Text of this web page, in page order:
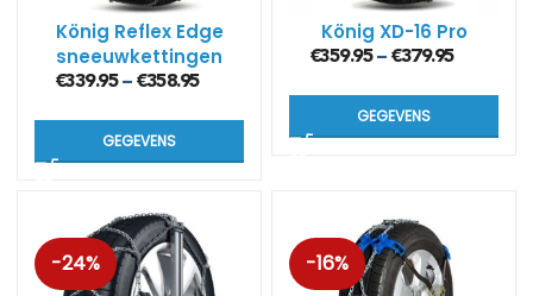
König Reflex Edge
sneeuwkettingen
(7mm)
€339.95– €358.95
GEGEVENS
König XD-16 Pro
€359.95– €379.95
GEGEVENS
-24% -16%